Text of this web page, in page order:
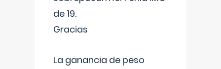
de 19.
Gracias
La ganancia de peso